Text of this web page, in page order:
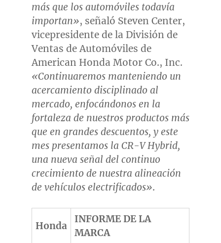
más que los automóviles todavía
importan», señaló Steven Center,
vicepresidente de la División de
Ventas de Automóviles de
American Honda Motor Co., Inc.
«Continuaremos manteniendo un
acercamiento disciplinado al
mercado, enfocándonos en la
fortaleza de nuestros productos más
que en grandes descuentos, y este
mes presentamos la CR-V Hybrid,
una nueva señal del continuo
crecimiento de nuestra alineación
de vehículos electrificados».
Honda
INFORME DE LA
MARCA